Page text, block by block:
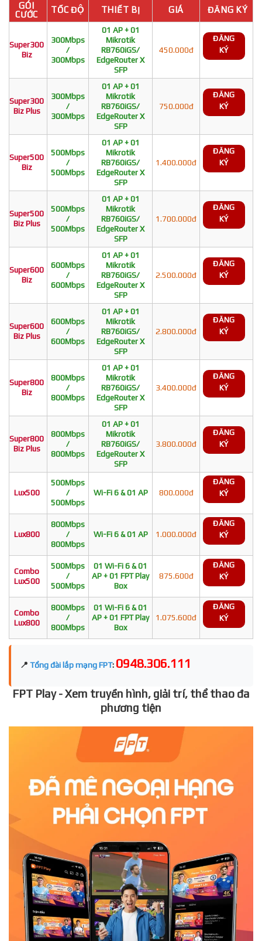
GÓI
CƯỚC
TỐC ĐỘ THIẾT BỊ GIÁ ĐĂNG KÝ
Super300
Biz
300Mbps
/
300Mbps
01 AP + 01
Mikrotik
RB760iGS/
EdgeRouter X
SFP
450.000đ
ĐĂNG
KÝ
Super300
Biz Plus
300Mbps
/
300Mbps
01 AP + 01
Mikrotik
RB760iGS/
EdgeRouter X
SFP
750.000đ
ĐĂNG
KÝ
Super500
Biz
500Mbps
/
500Mbps
01 AP + 01
Mikrotik
RB760iGS/
EdgeRouter X
SFP
1.400.000đ
ĐĂNG
KÝ
Super500
Biz Plus
500Mbps
/
500Mbps
01 AP + 01
Mikrotik
RB760iGS/
EdgeRouter X
SFP
1.700.000đ
ĐĂNG
KÝ
Super600
Biz
600Mbps
/
600Mbps
01 AP + 01
Mikrotik
RB760iGS/
EdgeRouter X
SFP
2.500.000đ
ĐĂNG
KÝ
Super600
Biz Plus
600Mbps
/
600Mbps
01 AP + 01
Mikrotik
RB760iGS/
EdgeRouter X
SFP
2.800.000đ
ĐĂNG
KÝ
Super800
Biz
800Mbps
/
800Mbps
01 AP + 01
Mikrotik
RB760iGS/
EdgeRouter X
SFP
3.400.000đ
ĐĂNG
KÝ
Super800
Biz Plus
800Mbps
/
800Mbps
01 AP + 01
Mikrotik
RB760iGS/
EdgeRouter X
SFP
3.800.000đ
ĐĂNG
KÝ
Lux500
500Mbps
/
500Mbps
Wi-Fi 6 & 01 AP 800.000đ
ĐĂNG
KÝ
Lux800
800Mbps
/
800Mbps
Wi-Fi 6 & 01 AP 1.000.000đ
ĐĂNG
KÝ
Combo
Lux500
500Mbps
/
500Mbps
01 Wi-Fi 6 & 01
AP + 01 FPT Play
Box
875.600đ
ĐĂNG
KÝ
Combo
Lux800
800Mbps
/
800Mbps
01 Wi-Fi 6 & 01
AP + 01 FPT Play
Box
1.075.600đ
ĐĂNG
KÝ
📍 Tổng đài lắp mạng FPT: 0948.306.111
FPT Play - Xem truyền hình, giải trí, thể thao đa
phương tiện